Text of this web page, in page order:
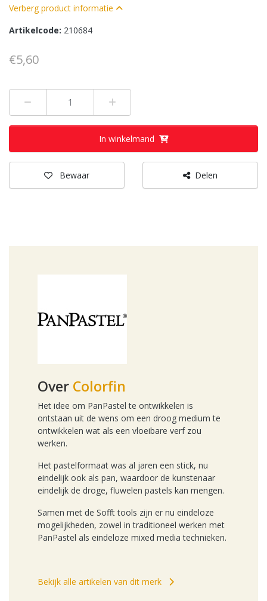
Verberg product informatie
Artikelcode: 210684
€5,60
In winkelmand
Bewaar Delen
Over Colorfin
Het idee om PanPastel te ontwikkelen is
ontstaan uit de wens om een droog medium te
ontwikkelen wat als een vloeibare verf zou
werken.
Het pastelformaat was al jaren een stick, nu
eindelijk ook als pan, waardoor de kunstenaar
eindelijk de droge, fluwelen pastels kan mengen.
Samen met de Sofft tools zijn er nu eindeloze
mogelijkheden, zowel in traditioneel werken met
PanPastel als eindeloze mixed media technieken.
Bekijk alle artikelen van dit merk